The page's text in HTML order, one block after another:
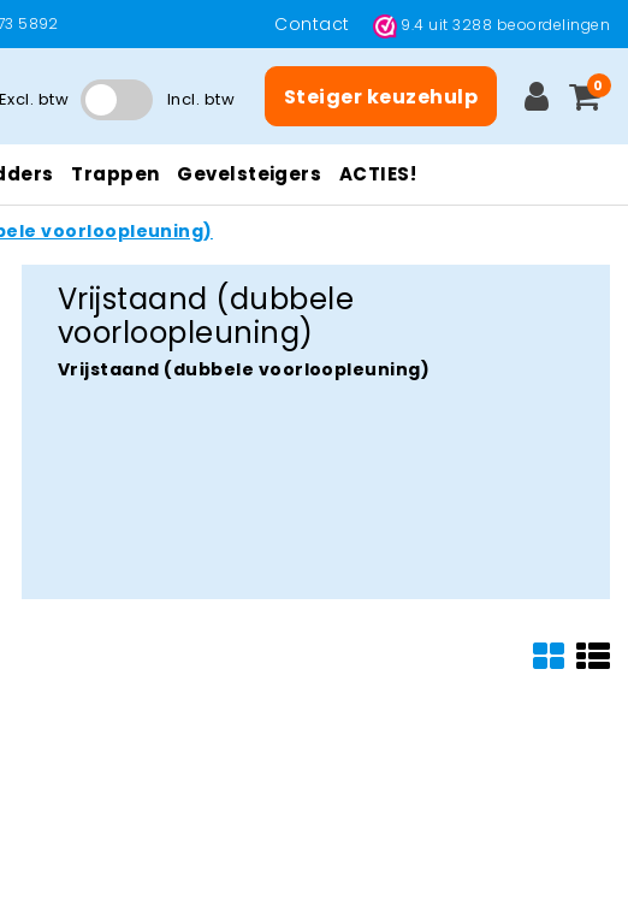
5892 Contact 9.4 uit3288 beoordelingen
Excl. btw Incl. btw Steiger keuzehulp 0
Trappen Gevelsteigers ACTIES!
voorloopleuning)
Vrijstaand (dubbele
voorloopleuning)
Vrijstaand (dubbele voorloopleuning)